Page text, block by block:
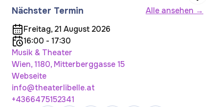
Nächster Termin
Alle ansehen →
Freitag, 21 August 2026
16:00 - 17:30
Musik & Theater
Wien, 1180, Mitterberggasse 15
Webseite
info@theaterlibelle.at
+4366475152341